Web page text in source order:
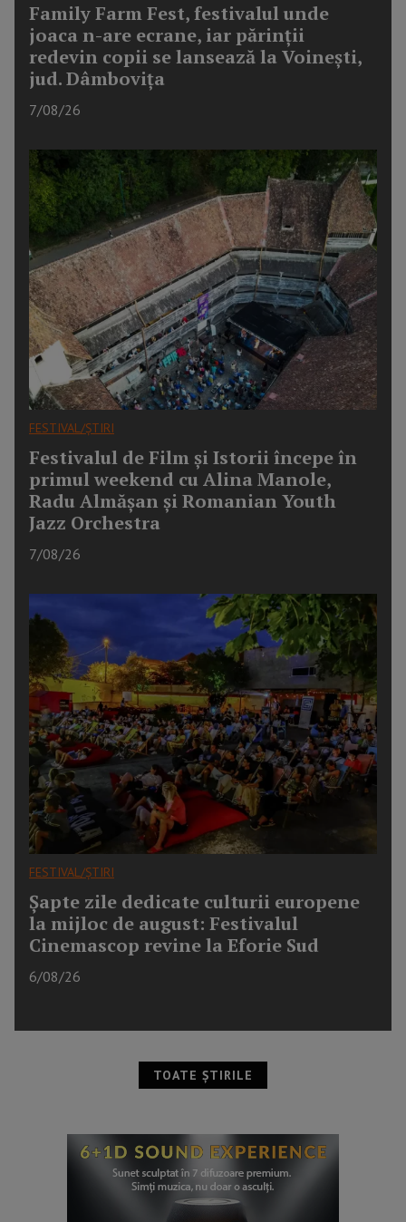
Family Farm Fest, festivalul unde
joaca n-are ecrane, iar părinții
redevin copii se lansează la Voinești,
jud. Dâmbovița
7/08/26
FESTIVAL/ȘTIRI
Festivalul de Film și Istorii începe în
primul weekend cu Alina Manole,
Radu Almășan și Romanian Youth
Jazz Orchestra
7/08/26
FESTIVAL/ȘTIRI
Șapte zile dedicate culturii europene
la mijloc de august: Festivalul
Cinemascop revine la Eforie Sud
6/08/26
TOATE ȘTIRILE